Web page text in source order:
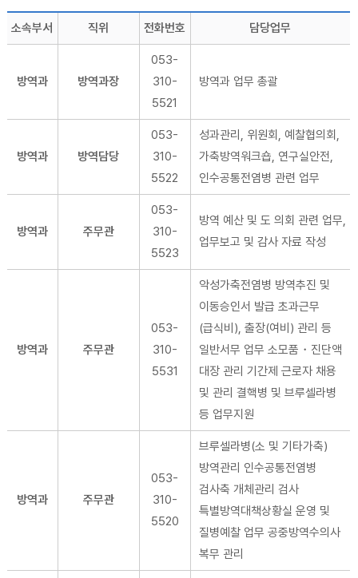
소속부서 직위 전화번호 담당업무
방역과 방역과장
053-
310-
5521
방역과 업무 총괄
방역과 방역담당
053-
310-
5522
성과관리, 위원회, 예찰협의회,
가축방역워크숍, 연구실안전,
인수공통전염병 관련 업무
방역과 주무관
053-
310-
5523
방역 예산 및 도 의회 관련 업무,
업무보고 및 감사 자료 작성
방역과 주무관
053-
310-
5531
악성가축전염병 방역추진 및
이동승인서 발급 초과근무
(급식비), 출장(여비) 관리 등
일반서무 업무 소모품・진단액
대장 관리 기간제 근로자 채용
및 관리 결핵병 및 브루셀라병
등 업무지원
방역과 주무관
053-
310-
5520
브루셀라병(소 및 기타가축)
방역관리 인수공통전염병
검사축 개체관리 검사
특별방역대책상황실 운영 및
질병예찰 업무 공중방역수의사
복무 관리